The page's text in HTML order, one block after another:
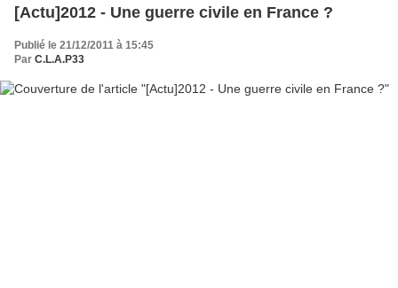
[Actu]2012 - Une guerre civile en France ?
Publié le 21/12/2011 à 15:45
Par C.L.A.P33